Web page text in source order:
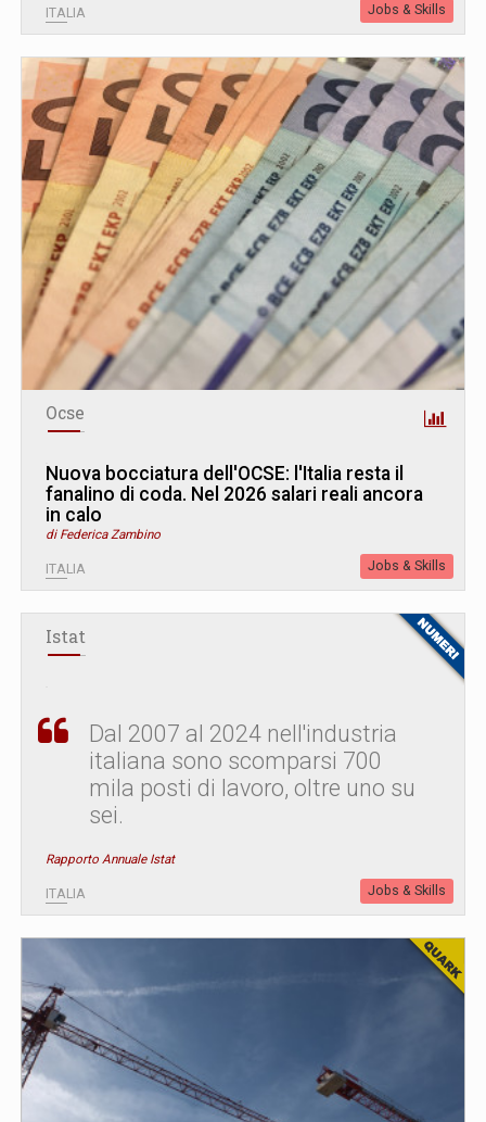
ITALIA Jobs & Skills
Ocse
Nuova bocciatura dell'OCSE: l'Italia resta il
fanalino di coda. Nel 2026 salari reali ancora
in calo
di Federica Zambino
ITALIA Jobs & Skills
Istat
Dal 2007 al 2024 nell'industria
italiana sono scomparsi 700
mila posti di lavoro, oltre uno su
sei.
Rapporto Annuale Istat
ITALIA Jobs & Skills